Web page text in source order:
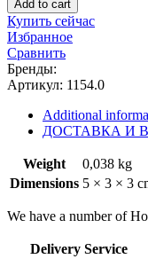
коленвала
УАЗ,
ГАЗель
"УМЗ"
quantity
Add to cart
Купить сейчас
Избранное
Сравнить
Бренды:
Артикул: 1154.0
Additional
ДОСТАВКА И
Weight
0,038 kg
Dimensions 5 × 3 × 3
We have a number of
Delivery Service